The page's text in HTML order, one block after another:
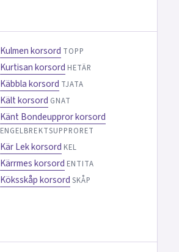
Kulmen korsord TOPP
Kurtisan korsord HETÄR
Käbbla korsord TJATA
Kält korsord GNAT
Känt Bondeuppror korsord
ENGELBREKTSUPPRORET
Kär Lek korsord KEL
Kärrmes korsord ENTITA
Köksskåp korsord SKÅP